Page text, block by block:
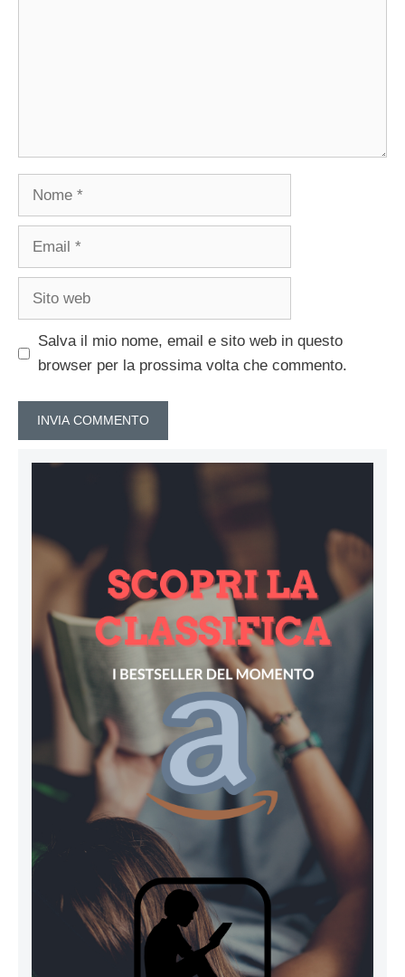
Nome
Email
Sito
Salva il mio nome, email e sito web in questo
browser per la prossima volta che commento.